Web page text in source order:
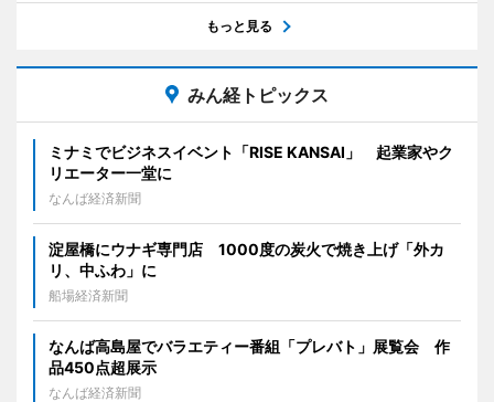
もっと見る
みん経トピックス
ミナミでビジネスイベント「RISE KANSAI」 起業家やク
リエーター一堂に
なんば経済新聞
淀屋橋にウナギ専門店 1000度の炭火で焼き上げ「外カ
リ、中ふわ」に
船場経済新聞
なんば高島屋でバラエティー番組「プレバト」展覧会 作
品450点超展示
なんば経済新聞